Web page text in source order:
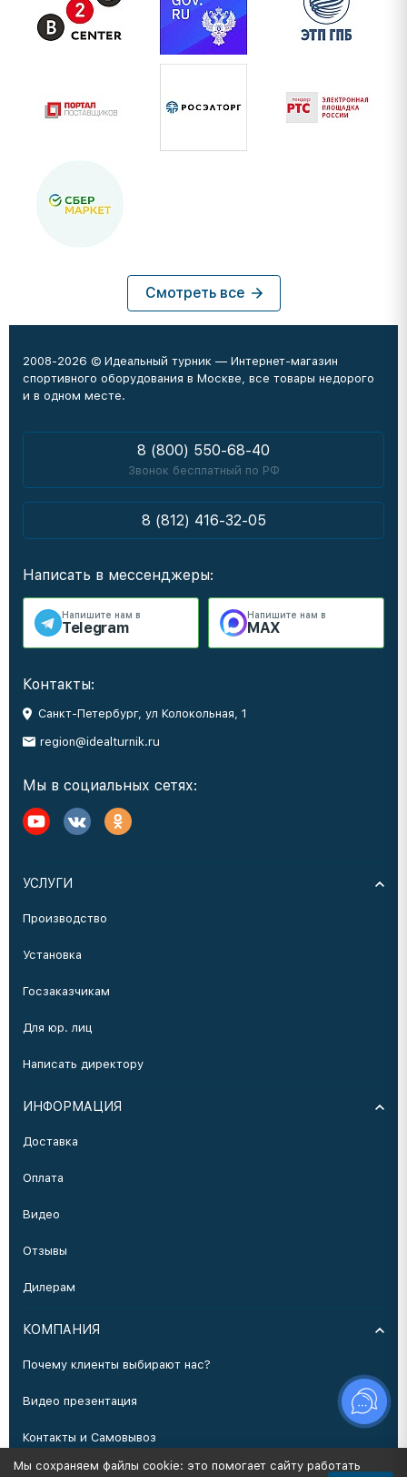
Смотреть все
2008-2026 © Идеальный турник — Интернет-магазин
спортивного оборудования в Москве, все товары недорого
и в одном месте.
8 (800) 550-68-40
Звонок бесплатный по РФ
8 (812) 416-32-05
Написать в мессенджеры:
Напишите нам в
Telegram
Напишите нам в
MAX
Контакты:
Санкт-Петербург, ул Колокольная, 1
region@idealturnik.ru
Мы в социальных сетях:
УСЛУГИ
Производство
Установка
Госзаказчикам
Для юр. лиц
Написать директору
ИНФОРМАЦИЯ
Доставка
Оплата
Видео
Отзывы
Дилерам
КОМПАНИЯ
Почему клиенты выбирают нас?
Видео презентация
Контакты и Самовывоз
Производство
Мы сохраняем файлы cookie: это помогает сайту работать